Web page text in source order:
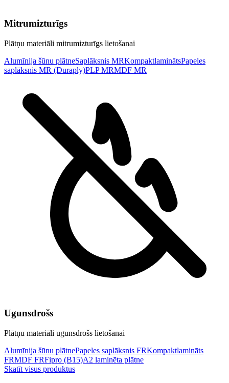
Mitrumizturīgs
Plātņu materiāli mitrumizturīgs lietošanai
Alumīnija šūnu plātneSaplāksnis MRKompaktlaminātsPapeles
saplāksnis MR (Duraply)PLP MRMDF MR
Ugunsdrošs
Plātņu materiāli ugunsdrošs lietošanai
Alumīnija šūnu plātnePapeles saplāksnis FRKompaktlamināts
FRMDF FRFipro (B15)A2 laminēta plātne
Skatīt visus produktus